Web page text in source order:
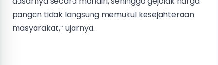
pangan tidak langsung memukul kesejahteraan
masyarakat,” ujarnya.